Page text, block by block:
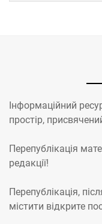
Інформаційний
простір,
Перепублікація
редакції!
Перепублікація,
містити відкрите